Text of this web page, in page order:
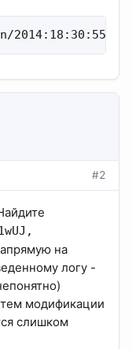
+0400]
#2
на
логу -
модификации
слишком